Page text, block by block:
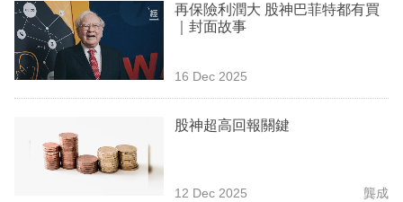
技
場
再保險利潤大 股神巴菲特都有買
｜封面故事
16 Dec 2025
股神超高回報關鍵
12 Dec 2025 龔成